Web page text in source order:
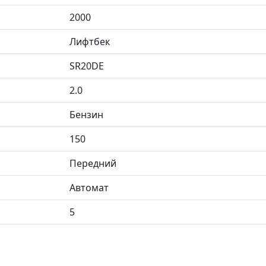
2000
Лифтбек
SR20DE
2.0
Бензин
150
Передний
Автомат
5